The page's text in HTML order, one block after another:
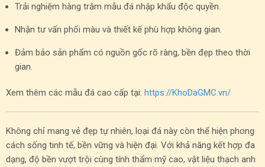
Trải nghiệm hàng trăm mẫu đá nhập khẩu độc quyền.
Nhận tư vấn phối màu và thiết kế phù hợp không gian.
Đảm bảo sản phẩm có nguồn gốc rõ ràng, bền đẹp theo thời
gian.
Xem thêm các mẫu đá cao cấp tại: https://KhoDaGMC.vn/
Không chỉ mang vẻ đẹp tự nhiên, loại đá này còn thể hiện phong
cách sống tinh tế, bền vững và hiện đại. Với khả năng kết hợp đa
dạng, độ bền vượt trội cùng tính thẩm mỹ cao, vật liệu thạch anh